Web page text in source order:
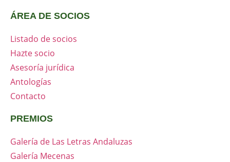
ÁREA DE SOCIOS
Listado de socios
Hazte socio
Asesoría jurídica
Antologías
Contacto
PREMIOS
Galería de Las Letras Andaluzas
Galería Mecenas